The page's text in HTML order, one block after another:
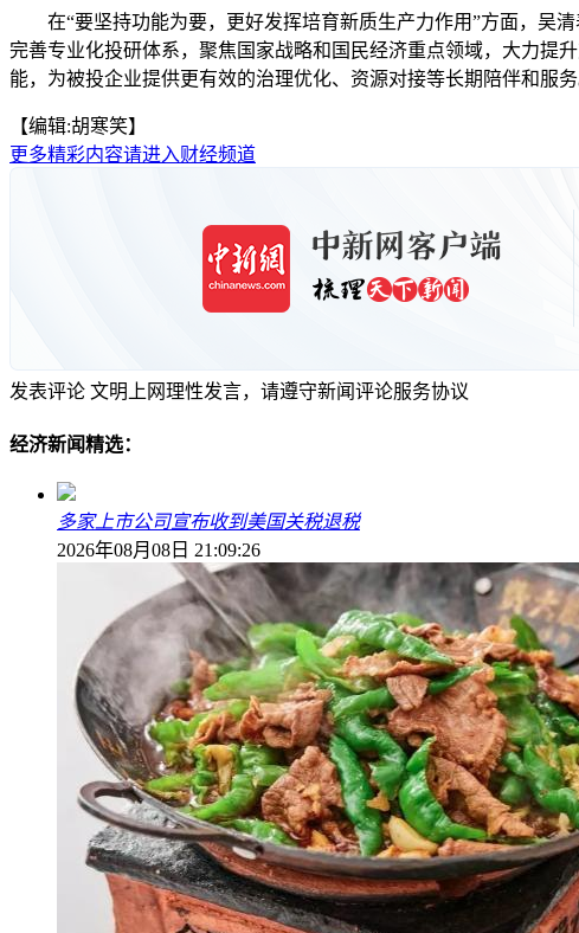
在“要坚持功能为要，更好发挥培育新质生产力作用”方面，吴清
完善专业化投研体系，聚焦国家战略和国民经济重点领域，大力提
能，为被投企业提供更有效的治理优化、资源对接等长期陪伴和服
【编辑:胡寒笑】
更多精彩内容请进入财经频道
发表评论 文明上网理性发言，请遵守新闻评论服务协议
经济新闻精选：
多家上市公司宣布收到美国关税退税
2026年08月08日 21:09:26